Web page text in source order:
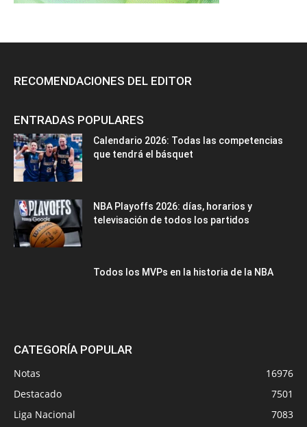
RECOMENDACIONES DEL EDITOR
ENTRADAS POPULARES
Calendario 2026: Todas las competencias
que tendrá el básquet
NBA Playoffs 2026: días, horarios y
televisación de todos los partidos
Todos los MVPs en la historia de la NBA
CATEGORÍA POPULAR
Notas
16976
Destacado
7501
Liga Nacional
7083